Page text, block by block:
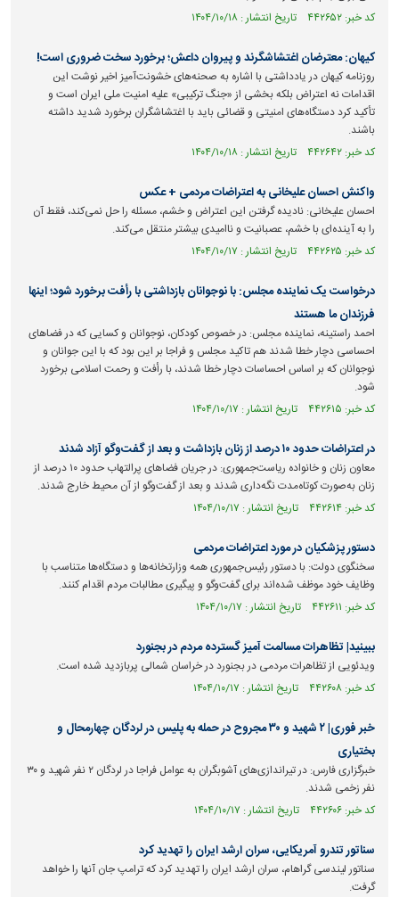
کد خبر: ۴۴۲۶۵۲ تاریخ انتشار : ۱۴۰۴/۱۰/۱۸
کیهان: معترضان اغتشاشگرند و پیروان داعش؛ برخورد سخت ضروری است!
روزنامه کیهان در یادداشتی با اشاره به صحنه‌های خشونت‌آمیز اخیر نوشت این
اقدامات نه اعتراض بلکه بخشی از «جنگ ترکیبی» علیه امنیت ملی ایران است و
تأکید کرد دستگاه‌های امنیتی و قضائی باید با اغتشاشگران برخورد شدید داشته
باشند.
کد خبر: ۴۴۲۶۴۲ تاریخ انتشار : ۱۴۰۴/۱۰/۱۸
واکنش احسان علیخانی به اعتراضات مردمی + عکس
احسان علیخانی: نادیده گرفتن این اعتراض و خشم، مسئله را حل نمی‌کند، فقط آن
را به آینده‌ای با خشم، عصبانیت و ناامیدی بیشتر منتقل می‌کند.
کد خبر: ۴۴۲۶۲۵ تاریخ انتشار : ۱۴۰۴/۱۰/۱۷
درخواست یک نماینده مجلس: با نوجوانان بازداشتی با رأفت برخورد شود؛ اینها
فرزندان ما هستند
احمد راستینه، نماینده مجلس: در خصوص کودکان، نوجوانان و کسایی که در فضا‌های
احساسی دچار خطا شدند هم تاکید مجلس و فراجا بر این بود که با این جوانان و
نوجوانان که بر اساس احساسات دچار خطا شدند، با رأفت و رحمت اسلامی برخورد
شود.
کد خبر: ۴۴۲۶۱۵ تاریخ انتشار : ۱۴۰۴/۱۰/۱۷
در اعتراضات حدود ۱۰ درصد از زنان بازداشت و بعد از گفت‌وگو آزاد شدند
معاون زنان و خانواده ریاست‌جمهوری: در جریان فضاهای پرالتهاب حدود ۱۰ درصد از
زنان به‌صورت کوتاه‌مدت نگه‌داری شدند و بعد از گفت‌وگو از آن محیط خارج شدند.
کد خبر: ۴۴۲۶۱۴ تاریخ انتشار : ۱۴۰۴/۱۰/۱۷
دستور پزشکیان در مورد اعتراضات مردمی
سخنگوی دولت: با دستور رئیس‌جمهوری همه وزارتخانه‌ها و دستگاه‌ها متناسب با
وظایف خود موظف شده‌اند برای گفت‌وگو و پیگیری مطالبات مردم اقدام کنند.
کد خبر: ۴۴۲۶۱۱ تاریخ انتشار : ۱۴۰۴/۱۰/۱۷
ببینید| تظاهرات مسالمت آمیز گسترده مردم در بجنورد
ویدئویی از تظاهرات مردمی در بجنورد در خراسان شمالی پربازدید شده است.
کد خبر: ۴۴۲۶۰۸ تاریخ انتشار : ۱۴۰۴/۱۰/۱۷
خبر فوری| ۲ شهید و ۳۰ مجروح در حمله به پلیس در لردگان چهارمحال و
بختیاری
خبرگزاری فارس: در تیراندازی‌های آشوبگران به عوامل فراجا در لردگان ۲ نفر شهید و ۳۰
نفر زخمی شدند.
کد خبر: ۴۴۲۶۰۶ تاریخ انتشار : ۱۴۰۴/۱۰/۱۷
سناتور تندرو آمریکایی، سران ارشد ایران را تهدید کرد
سناتور لیندسی گراهام، سران ارشد ایران را تهدید کرد که ترامپ جان آنها را خواهد
گرفت.